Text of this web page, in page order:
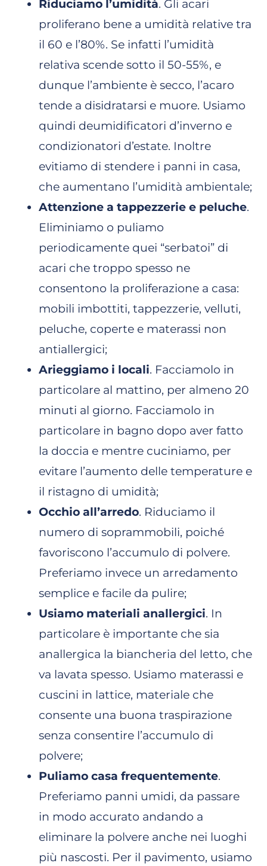
Riduciamo l’umidità. Gli acari
proliferano bene a umidità relative tra
il 60 e l’80%. Se infatti l’umidità
relativa scende sotto il 50-55%, e
dunque l’ambiente è secco, l’acaro
tende a disidratarsi e muore. Usiamo
quindi deumidificatori d’inverno e
condizionatori d’estate. Inoltre
evitiamo di stendere i panni in casa,
che aumentano l’umidità ambientale;
Attenzione a tappezzerie e peluche.
Eliminiamo o puliamo
periodicamente quei “serbatoi” di
acari che troppo spesso ne
consentono la proliferazione a casa:
mobili imbottiti, tappezzerie, velluti,
peluche, coperte e materassi non
antiallergici;
Arieggiamo i locali. Facciamolo in
particolare al mattino, per almeno 20
minuti al giorno. Facciamolo in
particolare in bagno dopo aver fatto
la doccia e mentre cuciniamo, per
evitare l’aumento delle temperature e
il ristagno di umidità;
Occhio all’arredo. Riduciamo il
numero di soprammobili, poiché
favoriscono l’accumulo di polvere.
Preferiamo invece un arredamento
semplice e facile da pulire;
Usiamo materiali anallergici. In
particolare è importante che sia
anallergica la biancheria del letto, che
va lavata spesso. Usiamo materassi e
cuscini in lattice, materiale che
consente una buona traspirazione
senza consentire l’accumulo di
polvere;
Puliamo casa frequentemente.
Preferiamo panni umidi, da passare
in modo accurato andando a
eliminare la polvere anche nei luoghi
più nascosti. Per il pavimento, usiamo